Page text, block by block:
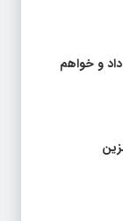
و خواهم